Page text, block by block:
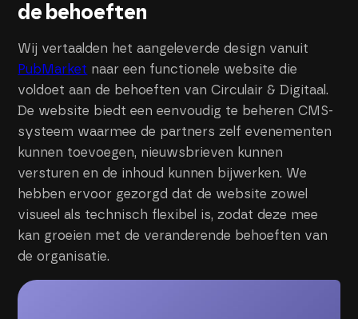
de behoeften
Wij vertaalden het aangeleverde design vanuit
PubMarket naar een functionele website die
voldoet aan de behoeften van Circulair & Digitaal.
De website biedt een eenvoudig te beheren CMS-
systeem waarmee de partners zelf evenementen
kunnen toevoegen, nieuwsbrieven kunnen
versturen en de inhoud kunnen bijwerken. We
hebben ervoor gezorgd dat de website zowel
visueel als technisch flexibel is, zodat deze mee
kan groeien met de veranderende behoeften van
de organisatie.